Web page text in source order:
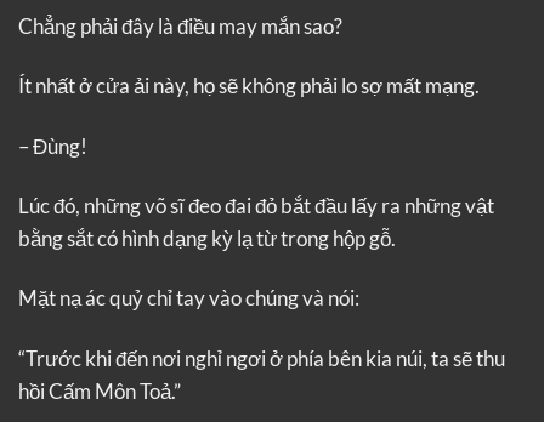
Chẳng phải đây là điều may mắn sao?
Ít nhất ở cửa ải này, họ sẽ không phải lo sợ mất mạng.
– Đùng!
Lúc đó, những võ sĩ đeo đai đỏ bắt đầu lấy ra những vật
bằng sắt có hình dạng kỳ lạ từ trong hộp gỗ.
Mặt nạ ác quỷ chỉ tay vào chúng và nói:
“Trước khi đến nơi nghỉ ngơi ở phía bên kia núi, ta sẽ thu
hồi Cấm Môn Toả.”